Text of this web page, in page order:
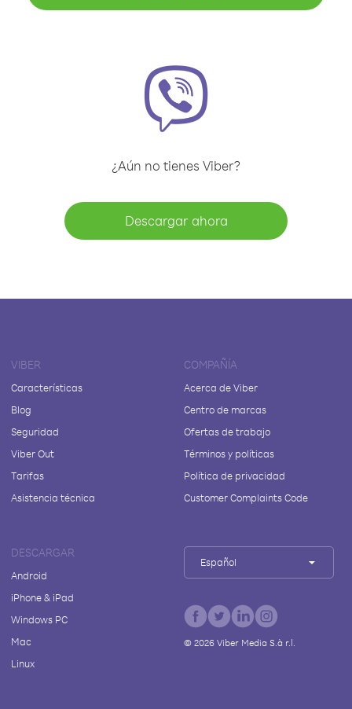
¿Aún no tienes Viber?
Descargar ahora
VIBER
Características
Blog
Seguridad
Viber Out
Tarifas
Asistencia técnica
COMPAÑÍA
Acerca de Viber
Centro de marcas
Ofertas de trabajo
Términos y políticas
Política de privacidad
Customer Complaints Code
DESCARGAR
Android
iPhone & iPad
Windows PC
Mac
Linux
Español
© 2026Viber Media S.à r.l.